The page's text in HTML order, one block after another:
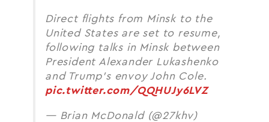
Direct flights from Minsk to the
United States are set to resume,
following talks in Minsk between
President Alexander Lukashenko
and Trump’s envoy John Cole.
pic.twitter.com/QQHUJy6LVZ
— Brian McDonald (@27khv)